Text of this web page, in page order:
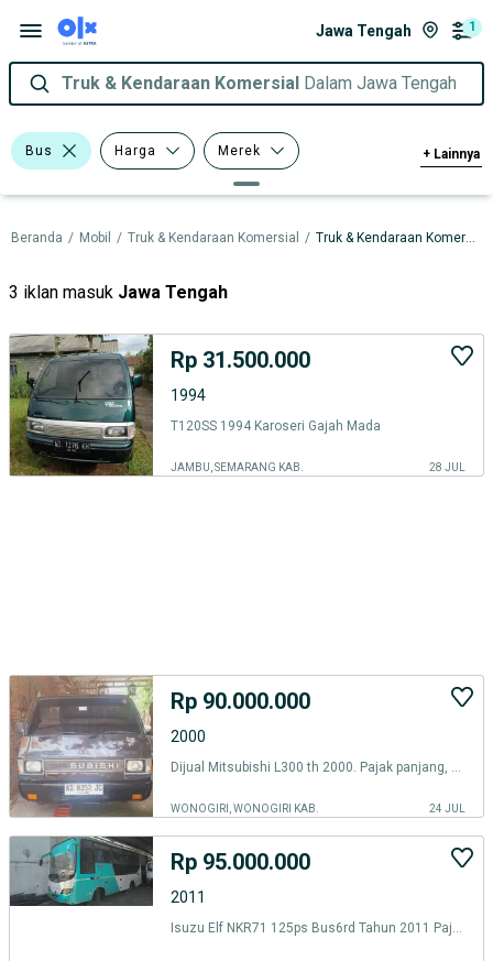
Jawa Tengah 1
Truk & Kendaraan Komersial Dalam Jawa Tengah
Bus Harga Merek
Tipe Bodi Model
+ Lainnya
Beranda / Mobil / Truk & Kendaraan Komersial / Truk & Kendaraan Komersial dalam Jawa Tengah
3 iklan masuk Jawa Tengah
Rp 31.500.000
1994
T120SS 1994 Karoseri Gajah Mada
JAMBU, SEMARANG KAB. 28 JUL
Rp 90.000.000
2000
Dijual Mitsubishi L300 th 2000. Pajak panjang, Harga Nego
WONOGIRI, WONOGIRI KAB. 24 JUL
Rp 95.000.000
2011
Isuzu Elf NKR71 125ps Bus6rd Tahun 2011 Pajak ON, Mesin Bagus, Plat DA